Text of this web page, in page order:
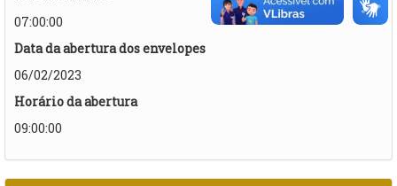
07:00:00
Data da abertura dos envelopes
06/02/2023
Horário da abertura
09:00:00